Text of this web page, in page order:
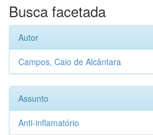
Busca facetada
Autor
Campos, Caio de Alcântara
Assunto
Anti-inflamatório